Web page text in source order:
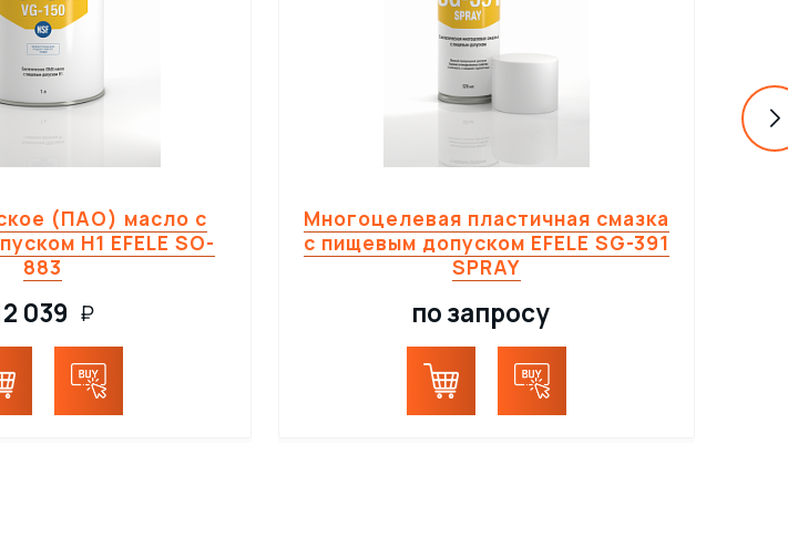
(ПАО) масло с
H1 EFELE SO-
883
039 ₽
Многоцелевая пластичная смазка
с пищевым допуском EFELE SG-391
SPRAY
по запросу